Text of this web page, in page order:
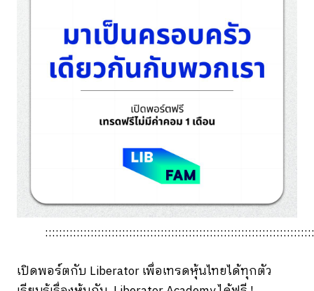
เปิดพอร์ตกับ Liberator เพื่อเทรดหุ้นไทยได้ทุกตัว